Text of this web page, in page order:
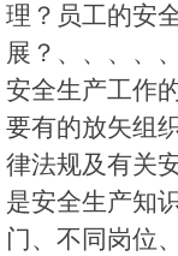
理？员工的安
展？、、、、
安全生产工作
要有的放矢组
律法规及有关
是安全生产知
门、不同岗位